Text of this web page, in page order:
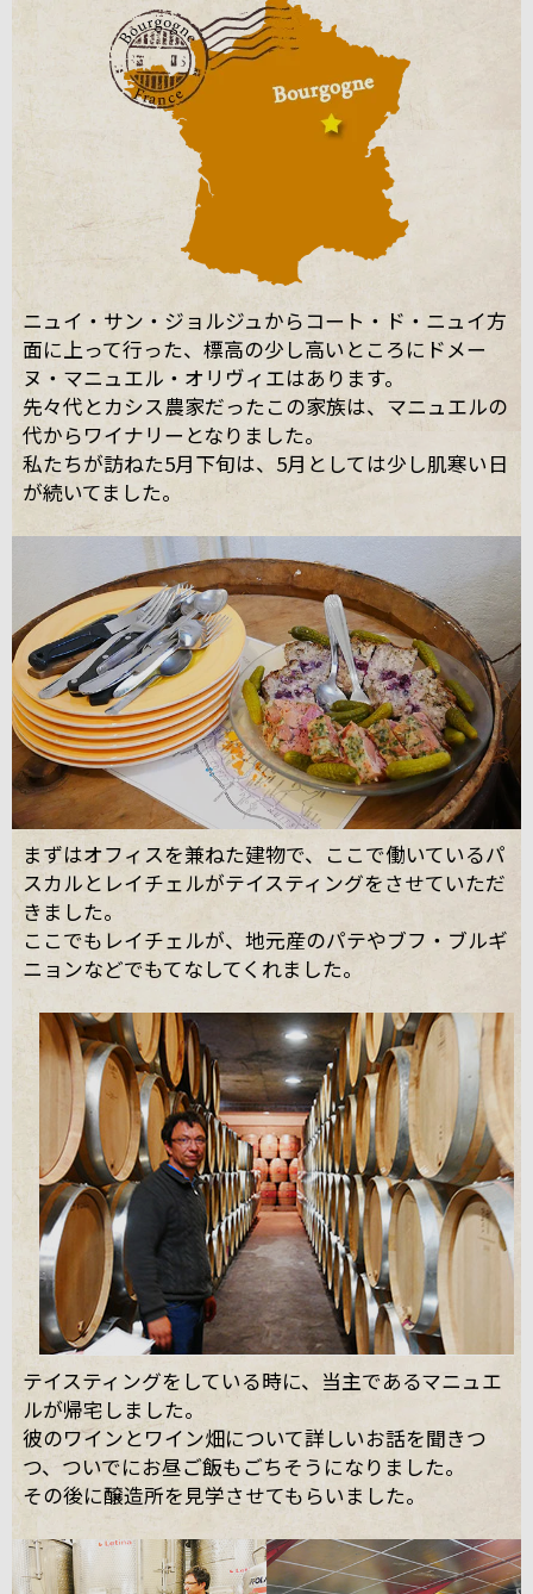
ニュイ・サン・ジョルジュからコート・ド・ニュイ方
面に上って行った、標高の少し高いところにドメー
ヌ・マニュエル・オリヴィエはあります。
先々代とカシス農家だったこの家族は、マニュエルの
代からワイナリーとなりました。
私たちが訪ねた5月下旬は、5月としては少し肌寒い日
が続いてました。
まずはオフィスを兼ねた建物で、ここで働いているパ
スカルとレイチェルがテイスティングをさせていただ
きました。
ここでもレイチェルが、地元産のパテやブフ・ブルギ
ニョンなどでもてなしてくれました。
テイスティングをしている時に、当主であるマニュエ
ルが帰宅しました。
彼のワインとワイン畑について詳しいお話を聞きつ
つ、ついでにお昼ご飯もごちそうになりました。
その後に醸造所を見学させてもらいました。